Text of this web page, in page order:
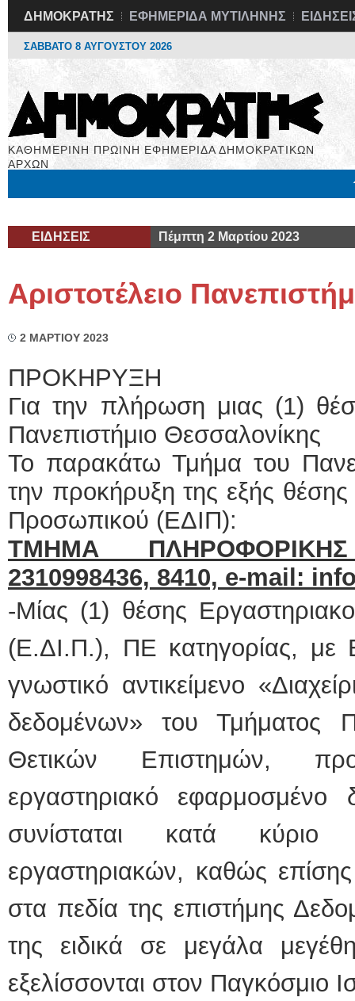
ΔΗΜΟΚΡΑΤΗΣ ΕΦΗΜΕΡΙΔΑ ΜΥΤΙΛΗΝΗΣ
ΣΑΒΒΑΤΟ 8 ΑΥΓΟΥΣΤΟΥ 2026
ΚΑΘΗΜΕΡΙΝΗ ΠΡΩΙΝΗ ΕΦΗΜΕΡΙΔΑ ΔΗΜΟΚΡΑΤΙΚΩΝ
ΑΡΧΩΝ
ΕΙΔΗΣΕΙΣ Πέμπτη 2 Μαρτίου 2023
Αριστοτέλειο
2 ΜΑΡΤΙΟΥ 2023
ΠΡΟΚΗΡΥΞΗ
Για την πλήρωση μιας (1)
Πανεπιστήμιο Θεσσαλονίκης
Το παρακάτω Τμήμα του
την προκήρυξη της εξής θέσης
Προσωπικού (ΕΔΙΠ):
ΤΜΗΜΑ ΠΛΗΡΟΦΟΡΙΚΗΣ
2310998436, 8410, e-mail :
-Μίας (1) θέσης
(Ε.ΔΙ.Π.), ΠΕ κατηγορίας, με
γνωστικό αντικείμενο
δεδομένων» του Τμήματος
Θετικών Επιστημών,
εργαστηριακό εφαρμοσμένο
συνίσταται κατά
εργαστηριακών, καθώς
στα πεδία της επιστήμης
της ειδικά σε μεγάλα
εξελίσσονται στον Παγκόσμιο